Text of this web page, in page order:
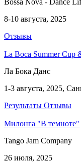
Bossa Nova - Dance
8-10 августа, 2025
Отзывы
La Boca Summer Cup
Ла Бока Данс
1-3 августа, 2025,
Результаты Отзывы
Милонга "В темноте"
Tango Jam Company
26 июля, 2025